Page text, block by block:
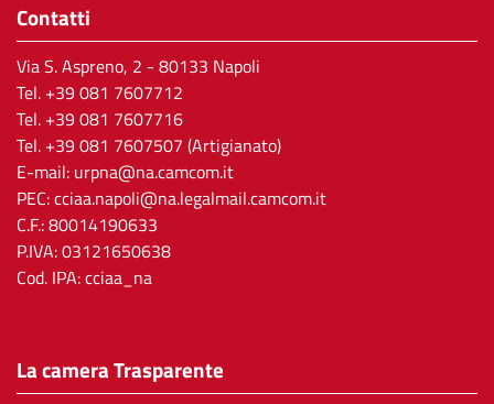
Contatti
Via S. Aspreno, 2 - 80133 Napoli
Tel. +39 081 7607712
Tel. +39 081 7607716
Tel. +39 081 7607507 (Artigianato)
E-mail: urpna@na.camcom.it
PEC:cciaa.napoli@na.legalmail.camcom.it
C.F.: 80014190633
P.IVA: 03121650638
Cod. IPA: cciaa_na
La camera Trasparente